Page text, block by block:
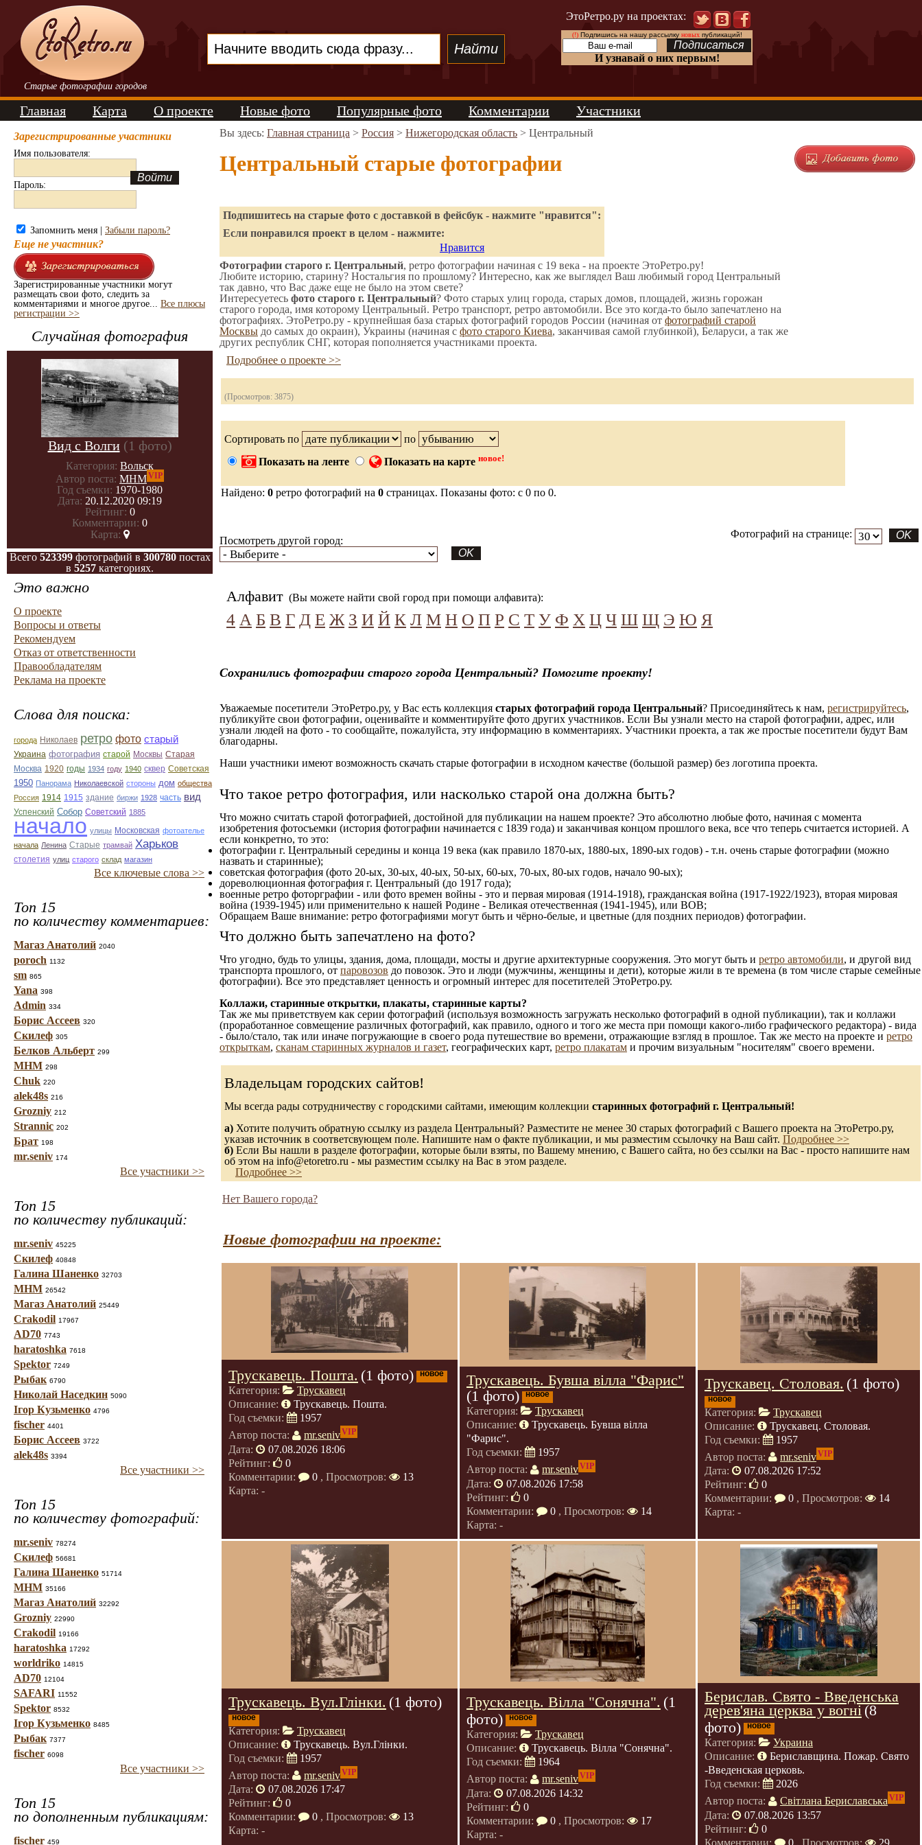
Старые фотографии городов
ЭтоРетро.ру на проектах:
(!)Подпишись на нашу рассылку новыхпубликаций!
И узнавай о них первым!
Главная Карта О проекте Новые фото Популярные фото Комментарии Участники
Зарегистрированные участники
Имя пользователя:
Пароль:
Запомнить меня | Забыли пароль?
Еще не участник?
Зарегистрированные участники могут
размещать свои фото, следить за
комментариями и многое другое... Все плюсы
регистрации >>
Случайная фотография
Вид с Волги (1 фото)
Категория: Вольск
Автор поста: МНМVIP
Год съемки: 1970-1980
Дата: 20.12.2020 09:19
Рейтинг: 0
Комментарии: 0
Карта:
Всего 523399фотографий в 300780постах
в 5257 категориях.
Это важно
О проекте
Вопросы и ответы
Рекомендуем
Отказ от ответственности
Правообладателям
Реклама на проекте
Слова для поиска:
города Николаев ретро фото старый
Украина фотография старой Москвы Старая
Москва 1920 годы 1934 году 1940 сквер Советская
1950 Панорама Николаевской стороны дом общества
Россия 1914 1915 здание биржи 1928 часть вид
Успенский Собор Советский 1885
начало улицы Московская фотоателье
начала Ленина Старые трамвай Харьков
столетия улиц старого склад магазин
Все ключевые слова >>
Топ 15
по количеству комментариев:
Магаз Анатолий 2040
poroch 1132
sm 865
Yana 398
Admin 334
Борис Ассеев 320
Скилеф 305
Белков Альберт 299
МНМ 298
Chuk 220
alek48s 216
Grozniy 212
Strannic 202
Брат 198
mr.seniv 174
Все участники >>
Топ 15
по количеству публикаций:
mr.seniv 45225
Скилеф 40848
Галина Шаненко 32703
МНМ 26542
Магаз Анатолий 25449
Crakodil 17967
AD70 7743
haratoshka 7618
Spektor 7249
Рыбак 6790
Николай Наседкин 5090
Ігор Кузьменко 4796
fischer 4401
Борис Ассеев 3722
alek48s 3394
Все участники >>
Топ 15
по количеству фотографий:
mr.seniv 78274
Скилеф 56681
Галина Шаненко 51714
МНМ 35166
Магаз Анатолий 32292
Grozniy 22990
Crakodil 19166
haratoshka 17292
worldriko 14815
AD70 12104
SAFARI 11552
Spektor 8532
Ігор Кузьменко 8485
Рыбак 7377
fischer 6098
Все участники >>
Топ 15
по дополненным публикациям:
fischer 459
Вы здесь: Главная страница > Россия > Нижегородская область > Центральный
Центральный старые фотографии
Подпишитесь на старые фото с доставкой в фейсбук - нажмите "нравится":
Если понравился проект в целом - нажмите:
Нравится
Фотографии старого г. Центральный, ретро фотографии начиная с 19 века - на проекте ЭтоРетро.ру!
Любите историю, старину? Ностальгия по прошлому? Интересно, как же выглядел Ваш любимый город Центральный
так давно, что Вас даже еще не было на этом свете?
Интересуетесь фото старого г. Центральный? Фото старых улиц города, старых домов, площадей, жизнь горожан
старого города, имя которому Центральный. Ретро транспорт, ретро автомобили. Все это когда-то было запечатлено на
фотографиях. ЭтоРетро.ру - крупнейшая база старых фотографий городов России (начиная от фотографий старой
Москвы до самых до окраин), Украины (начиная с фото старого Киева, заканчивая самой глубинкой), Беларуси, а так же
других республик СНГ, которая пополняется участниками проекта.
Подробнее о проекте >>
(Просмотров: 3875)
Сортировать по
по
Показать на ленте
Показать на карте новое!
Найдено: 0 ретро фотографий на 0 страницах. Показаны фото: с 0 по 0.
Посмотреть другой город:
Фотографий на странице:
Алфавит (Вы можете найти свой город при помощи алфавита):
4 А Б В Г Д Е Ж З И Й К Л М Н О П Р С Т У Ф Х Ц Ч Ш Щ Э Ю Я
Сохранились фотографии старого города Центральный? Помогите проекту!
Уважаемые посетители ЭтоРетро.ру, у Вас есть коллекция старых фотографий города Центральный? Присоединяйтесь к нам, регистрируйтесь,
публикуйте свои фотографии, оценивайте и комментируйте фото других участников. Если Вы узнали место на старой фотографии, адрес, или
узнали людей на фото - то сообщайте, пожалуйста, эту информацию в комментариях. Участники проекта, а так же простые посетители будут Вам
благодарны.
Наши участники имеют возможность скачать старые фотографии в исходном качестве (большой размер) без логотипа проекта.
Что такое ретро фотография, или насколько старой она должна быть?
Что можно считать старой фотографией, достойной для публикации на нашем проекте? Это абсолютно любые фото, начиная c момента
изобретения фотосъемки (история фотографии начинается с 1839 года) и заканчивая концом прошлого века, все что теперь считается историей. А
если конкретно, то это:
фотографии г. Центральный середины и конца 19 века (как правило 1870-ых, 1880-ых, 1890-ых годов) - т.н. очень старые фотографии (можно
назвать и старинные);
советская фотография (фото 20-ых, 30-ых, 40-ых, 50-ых, 60-ых, 70-ых, 80-ых годов, начало 90-ых);
дореволюционная фотография г. Центральный (до 1917 года);
военные ретро фоторграфии - или фото времен войны - это и первая мировая (1914-1918), гражданская война (1917-1922/1923), вторая мировая
война (1939-1945) или применительно к нашей Родине - Великая отечественная (1941-1945), или ВОВ;
Обращаем Ваше внимание: ретро фотографиями могут быть и чёрно-белые, и цветные (для поздних периодов) фотографии.
Что должно быть запечатлено на фото?
Что угодно, будь то улицы, здания, дома, площади, мосты и другие архитектурные сооружения. Это могут быть и ретро автомобили, и другой вид
транспорта прошлого, от паровозов до повозок. Это и люди (мужчины, женщины и дети), которые жили в те времена (в том числе старые семейные
фотографии). Все это представляет ценность и огромный интерес для посетителей ЭтоРетро.ру.
Коллажи, старинные открытки, плакаты, старинные карты?
Так же мы приветствуем как серии фотографий (используя возможность загружать несколько фотографий в одной публикации), так и коллажи
(проработанное совмещение различных фотографий, как правило, одного и того же места при помощи какого-либо графического редактора) - вида
- было/стало, так или иначе погружающие в своего рода путешествие во времени, отражающие взгляд в прошлое. Так же место на проекте и ретро
открыткам, сканам старинных журналов и газет, географических карт, ретро плакатам и прочим визуальным "носителям" своего времени.
Владельцам городских сайтов!
Мы всегда рады сотрудничеству с городскими сайтами, имеющим коллекции старинных фотографий г. Центральный!
а) Хотите получить обратную ссылку из раздела Центральный? Разместите не менее 30 старых фотографий с Вашего проекта на ЭтоРетро.ру,
указав источник в соответсвующем поле. Напишите нам о факте публикации, и мы разместим ссылочку на Ваш сайт. Подробнее >>
б) Если Вы нашли в разделе фотографии, которые были взяты, по Вашему мнению, с Вашего сайта, но без ссылки на Вас - просто напишите нам
об этом на info@etoretro.ru - мы разместим ссылку на Вас в этом разделе.
Подробнее >>
Нет Вашего города?
Новые фотографии на проекте:
Трускавець. Пошта. (1 фото) новое
Категория:
Трускавец
Описание:
Трускавець. Пошта.
Год съемки:
1957
Автор поста:
mr.senivVIP
Дата:
07.08.2026 18:06
Рейтинг:
0
Комментарии:
0 , Просмотров:
13
Карта: -
Трускавець. Бувша вілла "Фарис"
(1 фото)
новое
Категория:
Трускавец
Описание:
Трускавець. Бувша вілла
"Фарис".
Год съемки:
1957
Автор поста:
mr.senivVIP
Дата:
07.08.2026 17:58
Рейтинг:
0
Комментарии:
0 , Просмотров:
14
Карта: -
Трускавец. Столовая. (1 фото)
новое
Категория:
Трускавец
Описание:
Трускавец. Столовая.
Год съемки:
1957
Автор поста:
mr.senivVIP
Дата:
07.08.2026 17:52
Рейтинг:
0
Комментарии:
0 , Просмотров:
14
Карта: -
Трускавець. Вул.Глінки. (1 фото)
новое
Категория:
Трускавец
Описание:
Трускавець. Вул.Глінки.
Год съемки:
1957
Автор поста:
mr.senivVIP
Дата:
07.08.2026 17:47
Рейтинг:
0
Комментарии:
0 , Просмотров:
13
Карта: -
Трускавець. Вілла "Сонячна". (1
фото)
новое
Категория:
Трускавец
Описание:
Трускавець. Вілла "Сонячна".
Год съемки:
1964
Автор поста:
mr.senivVIP
Дата:
07.08.2026 14:32
Рейтинг:
0
Комментарии:
0 , Просмотров:
17
Карта: -
Берислав. Свято - Введенська
дерев'яна церква у вогні(8
фото)
новое
Категория:
Украина
Описание:
Бериславщина. Пожар. Свято
-Введенская церковь.
Год съемки:
2026
Автор поста:
Світлана БериславськаVIP
Дата:
07.08.2026 13:57
Рейтинг:
0
Комментарии:
0 , Просмотров:
29